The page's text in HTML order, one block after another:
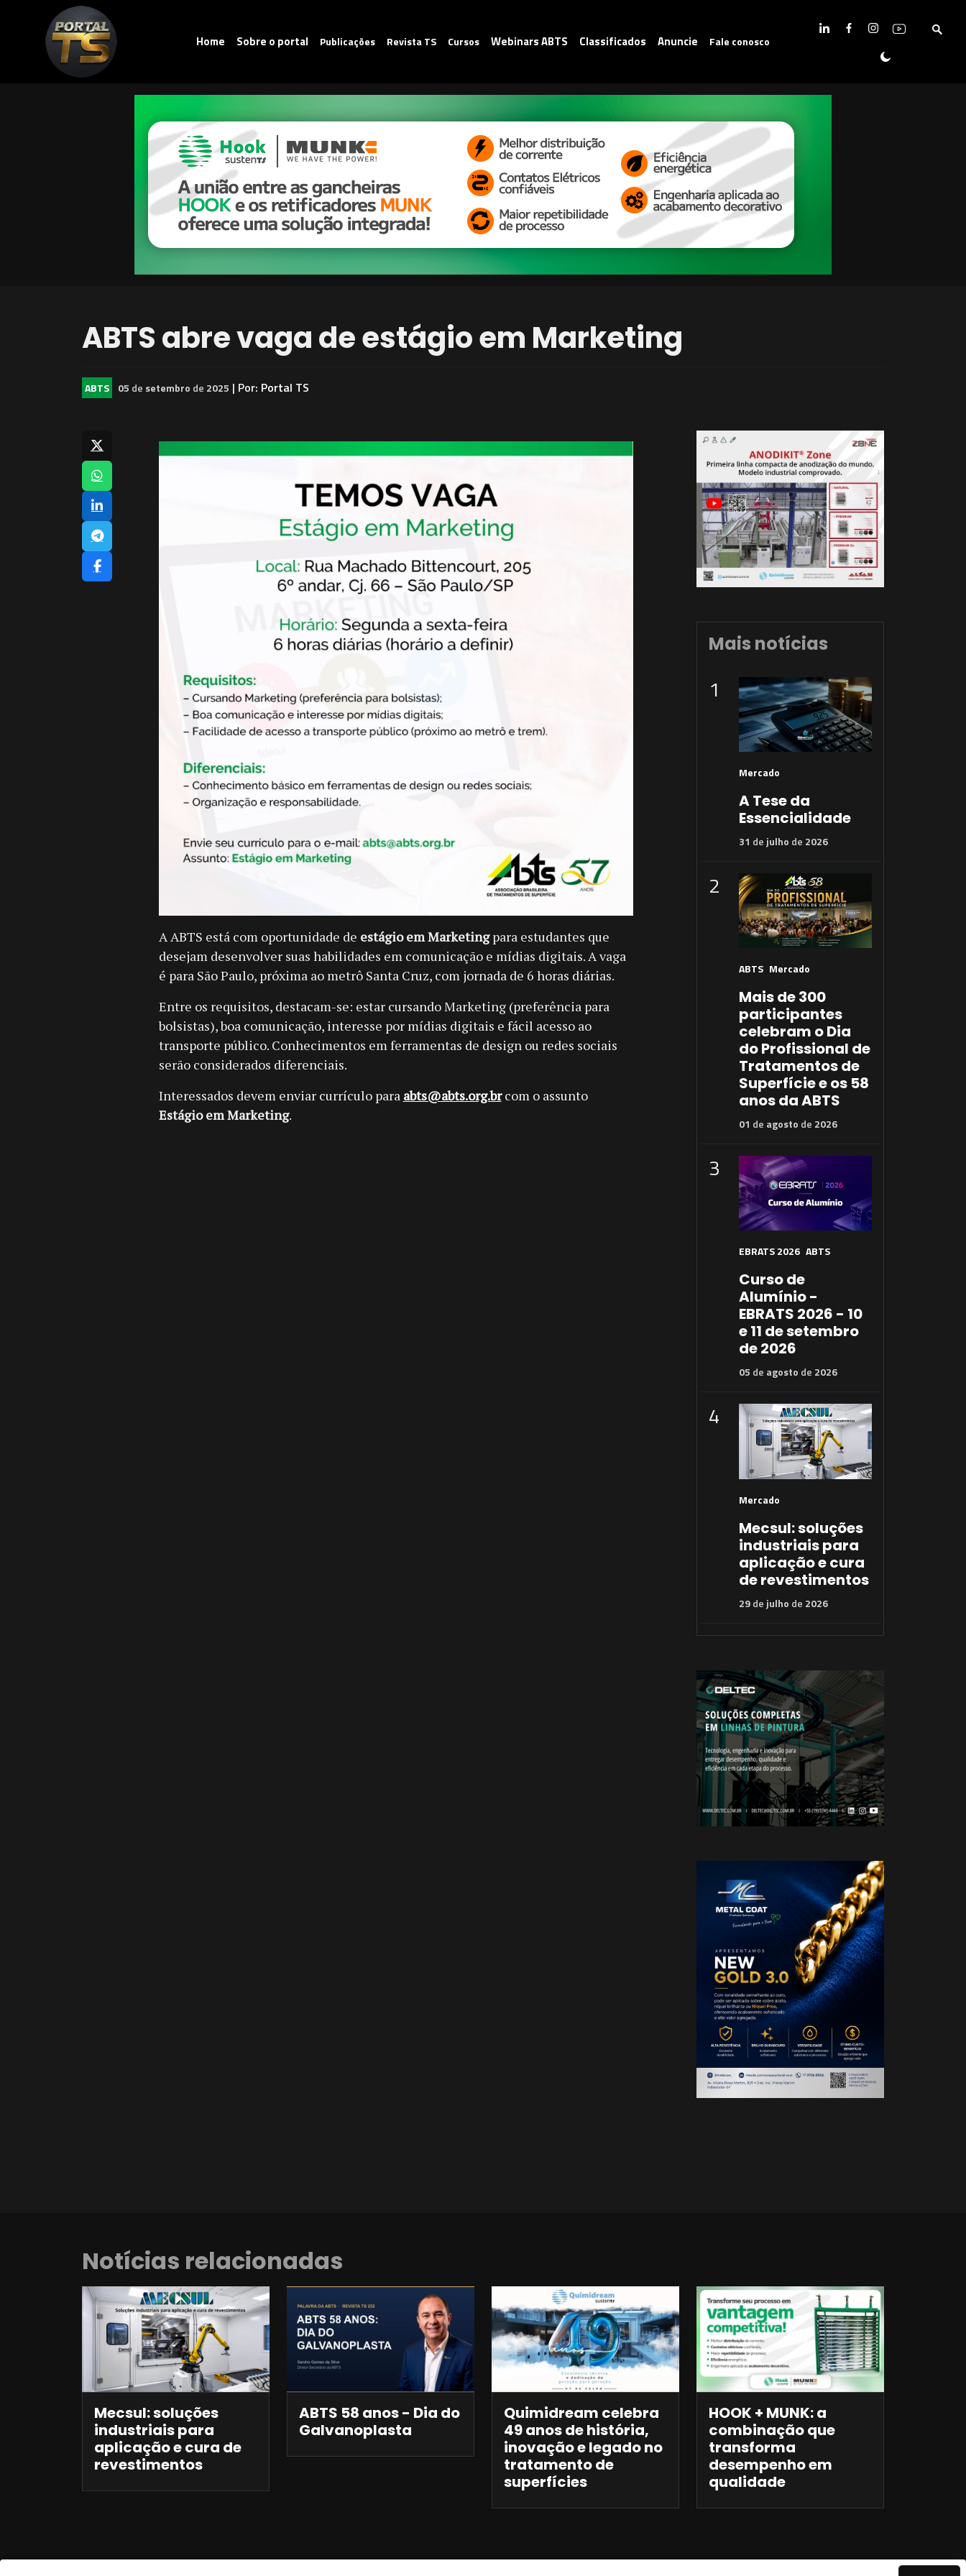
Home Sobre o portal Publicações Revista TS Cursos Webinars ABTS Classificados Anuncie Fale conosco
ABTS abre vaga de estágio em Marketing
ABTS 05 de setembro de 2025 | Por: Portal TS
A ABTS está com oportunidade de estágio em Marketingpara estudantes que
desejam desenvolver suas habilidades em comunicação e mídias digitais. A vaga
é para São Paulo, próxima ao metrô Santa Cruz, com jornada de 6 horas diárias.
Entre os requisitos, destacam-se: estar cursando Marketing (preferência para
bolsistas), boa comunicação, interesse por mídias digitais e fácil acesso ao
transporte público. Conhecimentos em ferramentas de design ou redes sociais
serão considerados diferenciais.
Interessados devem enviar currículo para abts@abts.org.brcom o assunto
Estágio em Marketing.
Mais notícias
1
Mercado
A Tese da
Essencialidade
31 de julho de 2026
2
ABTS Mercado
Mais de 300
participantes
celebram o Dia
do Profissional de
Tratamentos de
Superfície e os 58
anos da ABTS
01 de agosto de 2026
3
EBRATS 2026 ABTS
Curso de
Alumínio -
EBRATS 2026 - 10
e 11 de setembro
de 2026
05 de agosto de 2026
4
Mercado
Mecsul: soluções
industriais para
aplicação e cura
de revestimentos
29de julho de 2026
Notícias relacionadas
Mecsul: soluções
industriais para
aplicação e cura de
revestimentos
ABTS 58 anos - Dia do
Galvanoplasta
Quimidream celebra
49 anos de história,
inovação e legado no
tratamento de
superfícies
HOOK + MUNK: a
combinação que
transforma
desempenho em
qualidade